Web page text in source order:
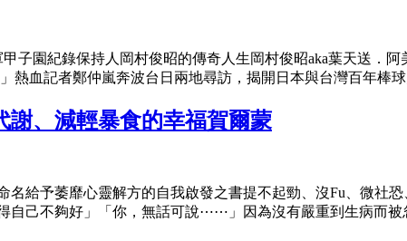
子園紀錄保持人岡村俊昭的傳奇人生岡村俊昭aka葉天送．
熱血記者鄭仲嵐奔波台日兩地尋訪，揭開日本與台灣百年棒
謝、減輕暴食的幸福賀爾蒙
名給予萎靡心靈解方的自我啟發之書提不起勁、沒Fu、微
自己不夠好」「你，無話可說⋯⋯」因為沒有嚴重到生病而